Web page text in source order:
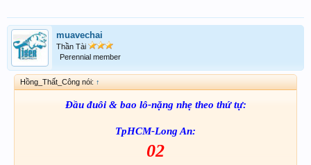
muavechai
Thần Tài
Perennial member
Hồng_Thất_Công nói: ↑
Đầu đuôi & bao lô-nặng nhẹ theo thứ tự:
TpHCM-Long An:
02